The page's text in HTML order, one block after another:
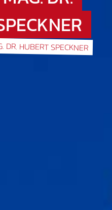
DR. HUBERT SPECKNER